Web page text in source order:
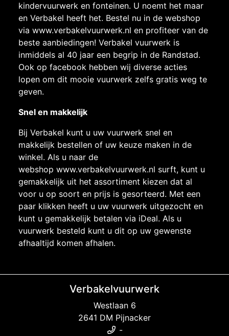
kindervuurwerk en fonteinen. U noemt het maar
en Verbakel heeft het. Bestel nu in de webshop
via www.verbakelvuurwerk.nl en profiteer van de
beste aanbiedingen! Verbakel vuurwerk is
inmiddels al 40 jaar een begrip in de Randstad.
Ook op facebook hebben wij diverse acties
lopen om dit mooie vuurwerk zelfs gratis weg te
geven.
Snel en makkelijk
Bij Verbakel kunt u uw vuurwerk snel en
makkelijk bestellen of uw keuze maken in de
winkel. Als u naar de
webshop www.verbakelvuurwerk.nl surft, kunt u
gemakkelijk uit het assortiment kiezen dat al
voor u op soort en prijs is gesorteerd. Met een
paar klikken heeft u uw vuurwerk uitgezocht en
kunt u gemakkelijk betalen via iDeal. Als u
vuurwerk besteld kunt u dit op uw gewenste
afhaaltijd komen afhalen.
Verbakelvuurwerk
Westlaan 6
2641 DM Pijnacker
-